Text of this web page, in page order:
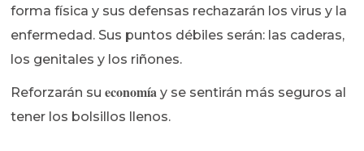
forma física y sus defensas rechazarán los virus y la
enfermedad. Sus puntos débiles serán: las caderas,
los genitales y los riñones.
Reforzarán sueconomía y se sentirán más seguros al
tener los bolsillos llenos.